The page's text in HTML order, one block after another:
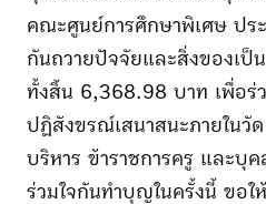
คณะศูนย์การศึกษาพิเศษ ปร
กันถวายปัจจัยและสิ่งของเป็
ทั้งสิ้น 6,368.98 บาท เพื่อ
ปฏิสังขรณ์เสนาสนะภายใน
บริหาร ข้าราชการครู และบุ
ร่วมใจกันทำบุญในครั้งนี้ ขอ